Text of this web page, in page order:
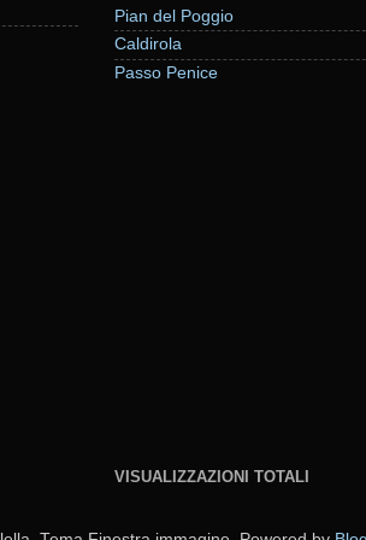
Pian del Poggio
Caldirola
Passo Penice
VISUALIZZAZIONI TOTALI